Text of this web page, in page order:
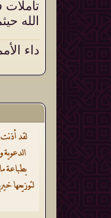
الله
داء
أثر